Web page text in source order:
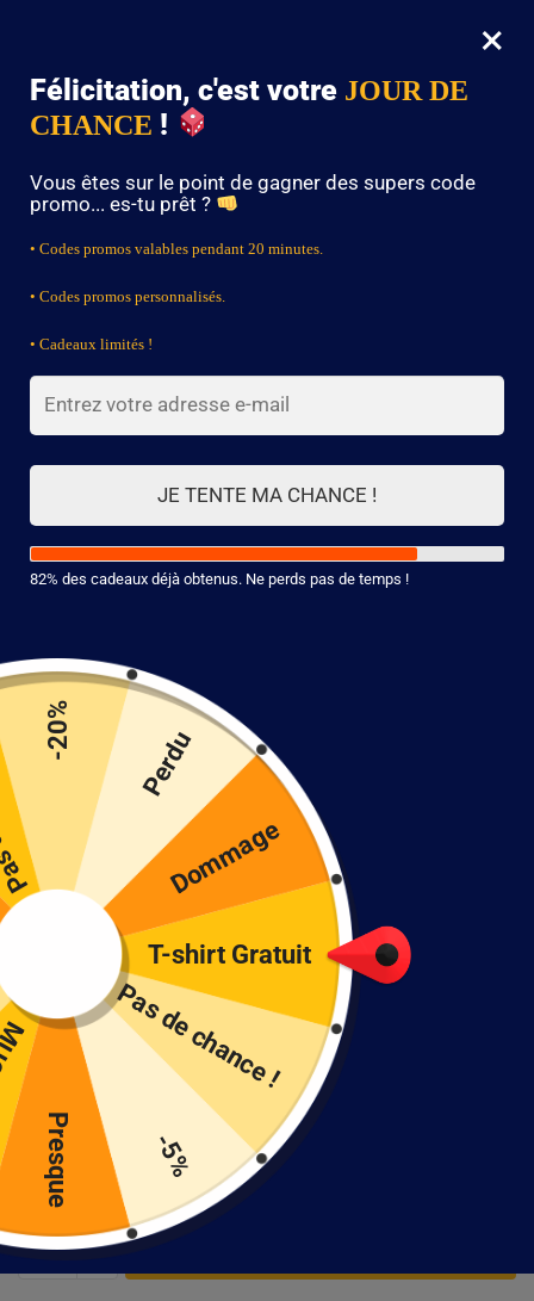
0
PROMO : -10% DÈS 49,90€ AVEC LE CODE « VEGETA »
Poster Dragon Ball Evolutions Goku
24.90
7 en stock
×
Félicitation, c'est votre JOUR DE
CHANCE !
Vous êtes sur le point de gagner des supers code
promo... es-tu prêt ?
• Codes promos valables pendant 20 minutes.
• Codes promos personnalisés.
• Cadeaux limités !
JE TENTE MA CHANCE !
82% des cadeaux déjà obtenus. Ne perds pas de temps !
T-shirt Gratuit
Pas de chance !
-5%
Presque
! -20% Perdu
Dommage